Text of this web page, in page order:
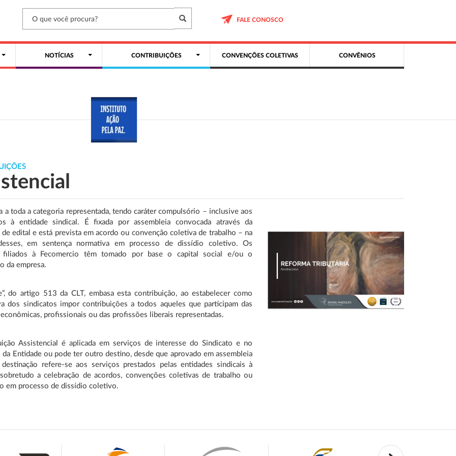
FALE CONOSCO
NOTÍCIAS CONTRIBUIÇÕES CONVENÇÕES COLETIVAS CONVÊNIOS
a toda a categoria representada, tendo caráter compulsório – inclusive aos
à entidade sindical. É fixada por assembleia convocada através da
de edital e está prevista em acordo ou convenção coletiva de trabalho – na
em sentença normativa em processo de dissídio coletivo. Os
filiados à Fecomercio têm tomado por base o capital social e/ou o
da empresa.
do artigo 513 da CLT, embasa esta contribuição, ao estabelecer como
dos sindicatos impor contribuições a todos aqueles que participam das
profissionais ou das profissões liberais representadas.
Assistencial é aplicada em serviços de interesse do Sindicato e no
Entidade ou pode ter outro destino, desde que aprovado em assembleia
destinação refere-se aos serviços prestados pelas entidades sindicais à
a celebração de acordos, convenções coletivas de trabalho ou
em processo de dissídio coletivo.